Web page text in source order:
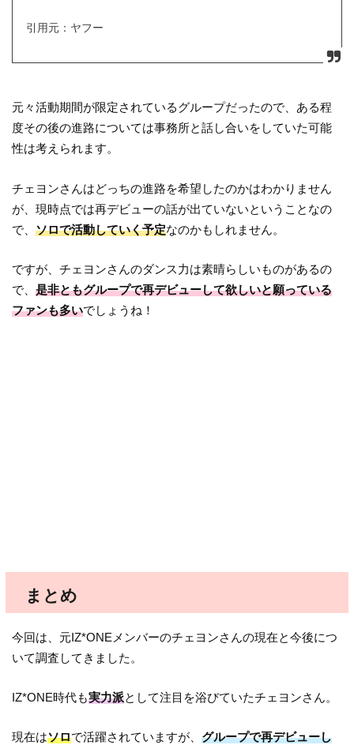
引用元：ヤフー
元々活動期間が限定されているグループだったので、ある程
度その後の進路については事務所と話し合いをしていた可能
性は考えられます。
チェヨンさんはどっちの進路を希望したのかはわかりません
が、現時点では再デビューの話が出ていないということなの
で、ソロで活動していく予定なのかもしれません。
ですが、チェヨンさんのダンス力は素晴らしいものがあるの
で、是非ともグループで再デビューして欲しいと願っている
ファンも多いでしょうね！
まとめ
今回は、元IZ*ONEメンバーのチェヨンさんの現在と今後につ
いて調査してきました。
IZ*ONE時代も実力派として注目を浴びていたチェヨンさん。
現在はソロで活躍されていますが、グループで再デビューし